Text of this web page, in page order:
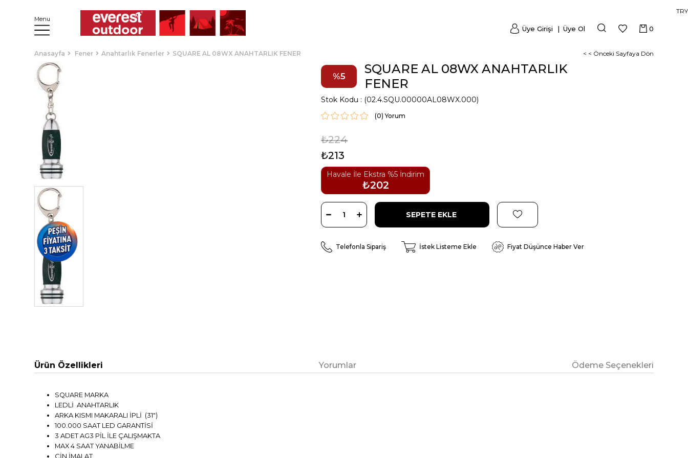
Menu
TRY
0
Üye Girişi Üye Ol
Anasayfa Fener Anahtarlık Fenerler SQUARE AL 08WX ANAHTARLIK FENER < < Önceki Sayfaya Dön
5
SQUARE AL 08WX ANAHTARLIK
FENER
Stok Kodu (02.4.SQU.00000AL08WX.000)
(0)
₺224
₺213
Havale İle Ekstra %5 İndirim
₺202
Telefonla Sipariş İstek Listeme Ekle Fiyat Düşünce Haber Ver
Ürün Özellikleri Yorumlar Ödeme Seçenekleri
SQUARE MARKA
LEDLİ ANAHTARLIK
ARKA KISMI MAKARALI İPLİ (31")
100.000 SAAT LED GARANTİSİ
3 ADET AG3 PİL İLE ÇALIŞMAKTA
MAX 4 SAAT YANABİLME
ÇİN İMALAT